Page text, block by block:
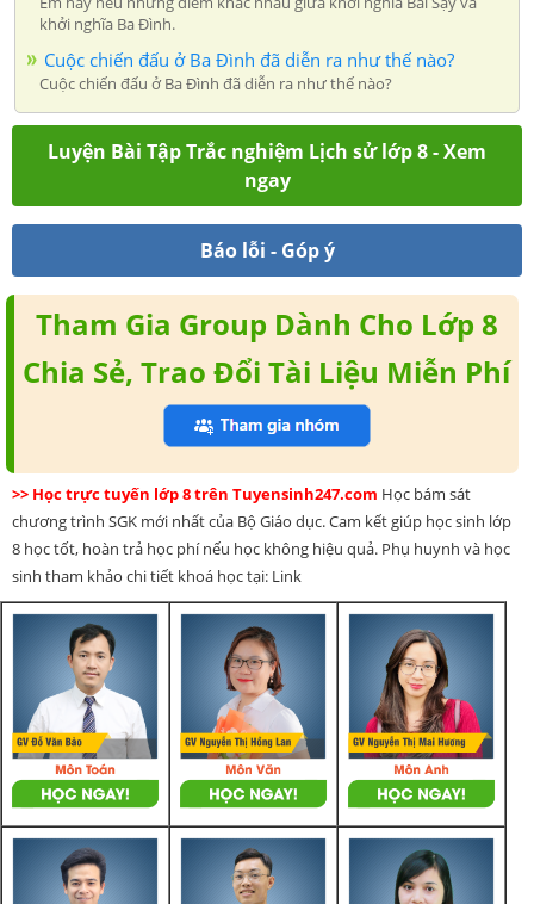
khởi nghĩa Ba Đình.
Cuộc chiến đấu ở Ba Đình đã diễn ra như thế nào?
Cuộc chiến đấu ở Ba Đình đã diễn ra như thế nào?
Luyện Bài Tập Trắc nghiệm Lịch sử lớp 8 - Xem
ngay
Báo lỗi - Góp ý
Tham Gia Group Dành Cho Lớp 8
Chia Sẻ, Trao Đổi Tài Liệu Miễn Phí
>> Học trực tuyến lớp 8 trên Tuyensinh247.com Học bám sát
chương trình SGK mới nhất của Bộ Giáo dục. Cam kết giúp học sinh lớp
8 học tốt, hoàn trả học phí nếu học không hiệu quả. Phụ huynh và học
sinh tham khảo chi tiết khoá học tại: Link